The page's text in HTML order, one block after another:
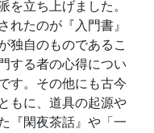
を立ち上げました。
れたのが『入門書』
独自のものであるこ
する者の心得につい
す。その他にも古今
もに、道具の起源や
『閑夜茶話』や「一